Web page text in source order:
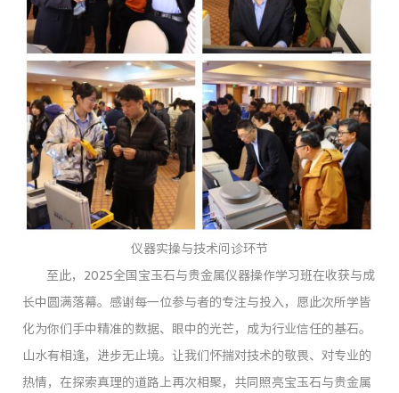
仪器实操与技术问诊环节
至此，2025全国宝玉石与贵金属仪器操作学习班在收获与成
长中圆满落幕。感谢每一位参与者的专注与投入，愿此次所学皆
化为你们手中精准的数据、眼中的光芒，成为行业信任的基石。
山水有相逢，进步无止境。让我们怀揣对技术的敬畏、对专业的
热情，在探索真理的道路上再次相聚，共同照亮宝玉石与贵金属